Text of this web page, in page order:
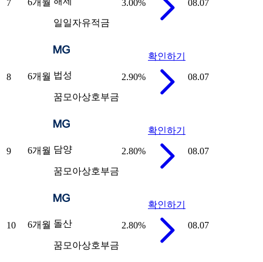
7
일일자유적금
3.00% 08.07
8 6개월 법성
꿈모아상호부금
2.90%
확인하기
08.07
9 6개월 담양
꿈모아상호부금
2.80%
확인하기
08.07
10 6개월 돌산
꿈모아상호부금
2.80%
확인하기
08.07